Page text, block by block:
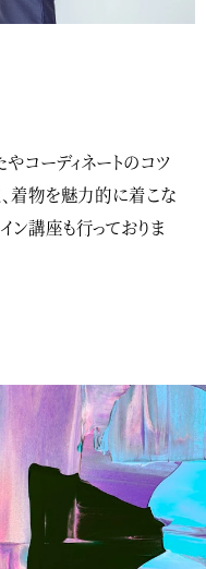
コーディネートのコツ
、着物を魅力的に着こな
ン講座も行っておりま